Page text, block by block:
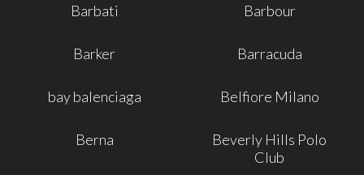
Barbati Barbour
Barker Barracuda
bay balenciaga Belfiore Milano
Berna
Beverly Hills Polo
Club